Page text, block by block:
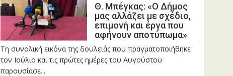
Θ. Μπέγκας: «Ο Δήμος
μας αλλάζει με σχέδιο,
επιμονή και έργα που
αφήνουν αποτύπωμα»
Τη συνολική εικόνα της δουλειάς που πραγματοποιήθηκε
τον Ιούλιο και τις πρώτες ημέρες του Αυγούστου
παρουσίασε...